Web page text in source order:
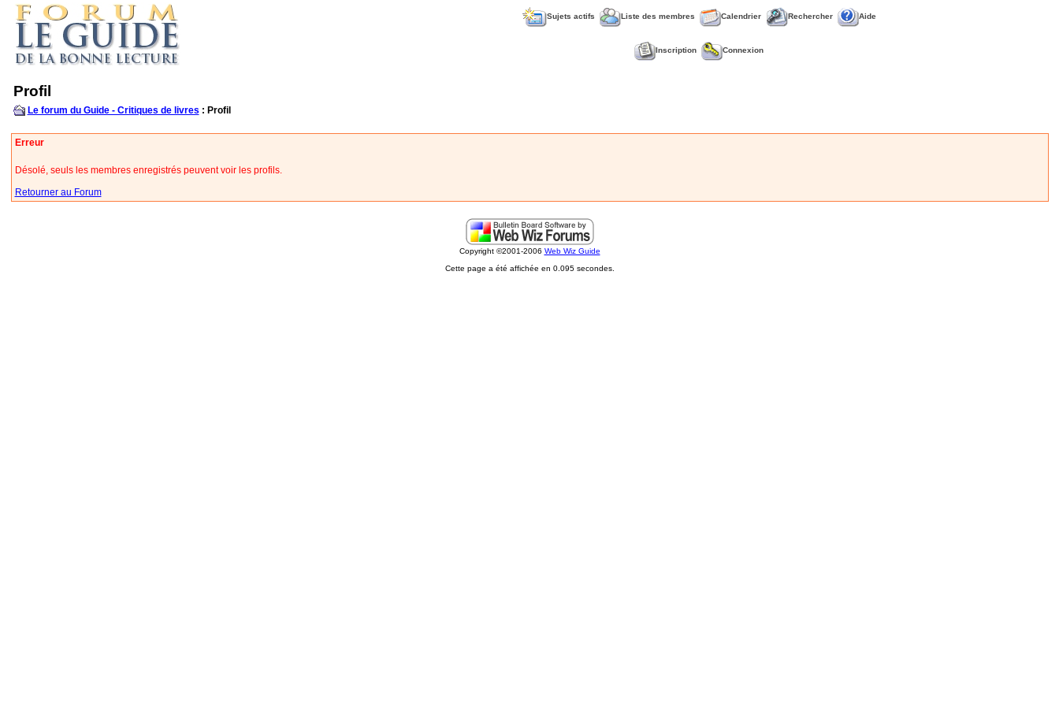
Sujets actifs Liste des membres Calendrier Rechercher Aide
Inscription Connexion
Profil
Le forum du Guide - Critiques de livres : Profil
Erreur
Désolé, seuls les membres enregistrés peuvent voir les profils.
Retourner au Forum
Copyright ©2001-2006 Web Wiz Guide
Cette page a été affichée en 0.095 secondes.